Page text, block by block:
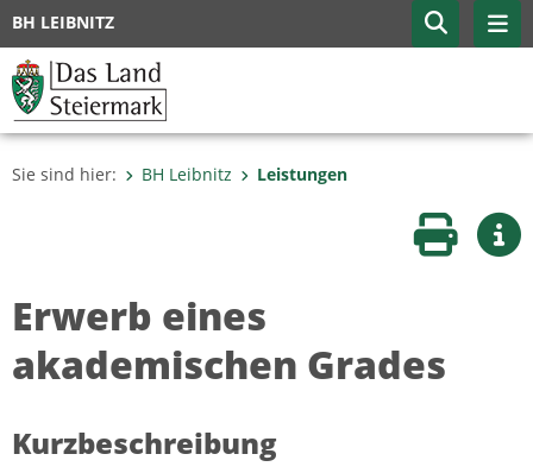
BH LEIBNITZ
Sie sind hier: BH Leibnitz Leistungen
Seite
Erwerb eines
akademischen Grades
Kurzbeschreibung